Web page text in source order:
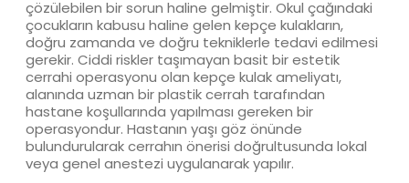
çözülebilen bir sorun haline gelmiştir. Okul çağındaki
çocukların kabusu haline gelen kepçe kulakların,
doğru zamanda ve doğru tekniklerle tedavi edilmesi
gerekir. Ciddi riskler taşımayan basit bir estetik
cerrahi operasyonu olan kepçe kulak ameliyatı,
alanında uzman bir plastik cerrah tarafından
hastane koşullarında yapılması gereken bir
operasyondur. Hastanın yaşı göz önünde
bulundurularak cerrahın önerisi doğrultusunda lokal
veya genel anestezi uygulanarak yapılır.